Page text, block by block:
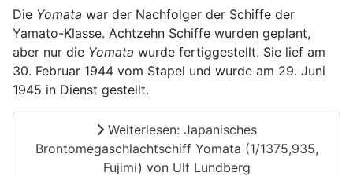
Die Yomata war der Nachfolger der Schiffe der
Yamato-Klasse. Achtzehn Schiffe wurden geplant,
aber nur die Yomata wurde fertiggestellt. Sie lief am
30. Februar 1944 vom Stapel und wurde am 29. Juni
1945 in Dienst gestellt.
Weiterlesen: Japanisches
Brontomegaschlachtschiff Yomata (1/1375,935,
Fujimi) von Ulf Lundberg